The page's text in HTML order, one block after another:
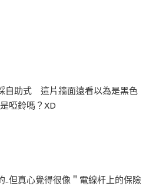
自助式 這片牆面遠看以為是黑色
啞鈴嗎？XD
..但真心覺得很像＂電線杆上的保險